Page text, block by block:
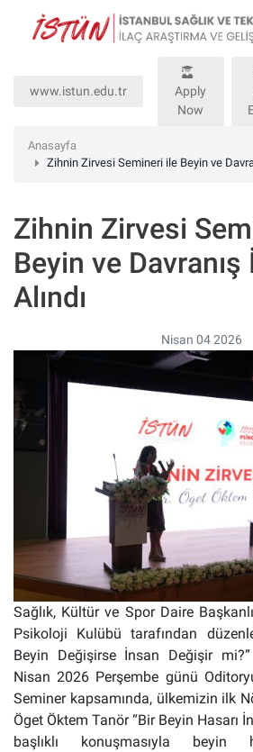
dikkat:
sitesinde,
destekleyen
sistemi
bulunur.
www.istun.edu.tr
Apply
Now
Anasayfa
Zihnin Zirvesi Semineri ile Beyin ve
Zihnin Zirvesi
Beyin ve
Alındı
Nisan 04 2026
Sağlık, Kültür ve Spor Daire
Psikoloji Kulübü tarafından
Beyin Değişirse İnsan Değişir
Nisan 2026 Perşembe günü
Seminer kapsamında, ülkemizin ilk
Öget Öktem Tanör “Bir Beyin Hasarı
başlıklı konuşmasıyla beyin